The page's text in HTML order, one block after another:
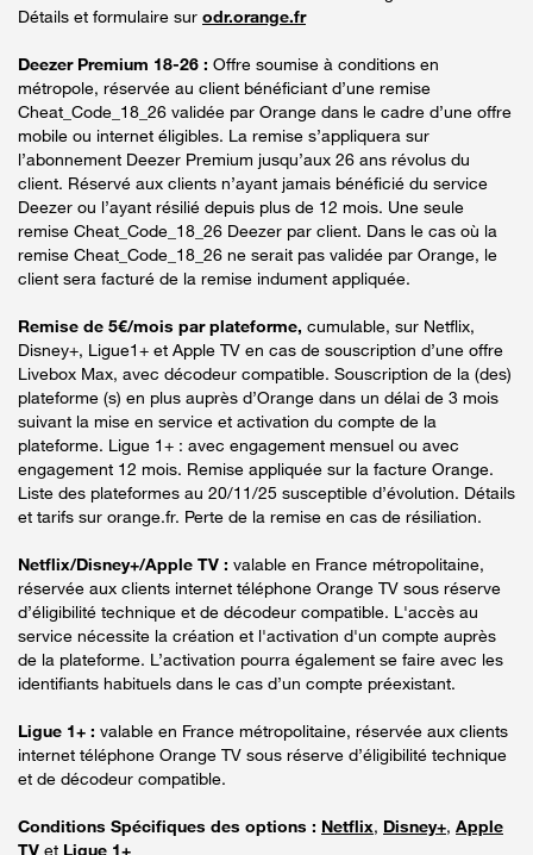
Détails et formulaire sur odr.orange.fr
Deezer Premium 18-26 : Offre soumise à conditions en
métropole, réservée au client bénéficiant d’une remise
Cheat_Code_18_26 validée par Orange dans le cadre d’une offre
mobile ou internet éligibles. La remise s’appliquera sur
l’abonnement Deezer Premium jusqu’aux 26 ans révolus du
client. Réservé aux clients n’ayant jamais bénéficié du service
Deezer ou l’ayant résilié depuis plus de 12 mois. Une seule
remise Cheat_Code_18_26 Deezer par client. Dans le cas où la
remise Cheat_Code_18_26 ne serait pas validée par Orange, le
client sera facturé de la remise indument appliquée.
Remise de 5€/mois par plateforme, cumulable, sur Netflix,
Disney+, Ligue1+ et Apple TV en cas de souscription d’une offre
Livebox Max, avec décodeur compatible. Souscription de la (des)
plateforme (s) en plus auprès d’Orange dans un délai de 3 mois
suivant la mise en service et activation du compte de la
plateforme. Ligue 1+ : avec engagement mensuel ou avec
engagement 12 mois. Remise appliquée sur la facture Orange.
Liste des plateformes au 20/11/25 susceptible d’évolution. Détails
et tarifs sur orange.fr. Perte de la remise en cas de résiliation.
Netflix/Disney+/Apple TV : valable en France métropolitaine,
réservée aux clients internet téléphone Orange TV sous réserve
d’éligibilité technique et de décodeur compatible. L'accès au
service nécessite la création et l'activation d'un compte auprès
de la plateforme. L’activation pourra également se faire avec les
identifiants habituels dans le cas d’un compte préexistant.
Ligue 1+ : valable en France métropolitaine, réservée aux clients
internet téléphone Orange TV sous réserve d’éligibilité technique
et de décodeur compatible.
Conditions Spécifiques des options : Netflix, Disney+, Apple
TV et Ligue 1+